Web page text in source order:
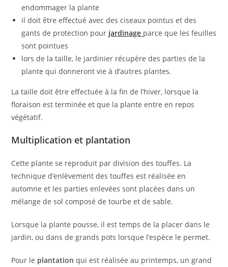
endommager la plante
il doit être effectué avec des ciseaux pointus et des
gants de protection pour jardinage parce que les feuilles
sont pointues
lors de la taille, le jardinier récupère des parties de la
plante qui donneront vie à d’autres plantes.
La taille doit être effectuée à la fin de l’hiver, lorsque la
floraison est terminée et que la plante entre en repos
végétatif.
Multiplication et plantation
Cette plante se reproduit par division des touffes. La
technique d’enlèvement des touffes est réalisée en
automne et les parties enlevées sont placées dans un
mélange de sol composé de tourbe et de sable.
Lorsque la plante pousse, il est temps de la placer dans le
jardin, ou dans de grands pots lorsque l’espèce le permet.
Pour le plantation qui est réalisée au printemps, un grand